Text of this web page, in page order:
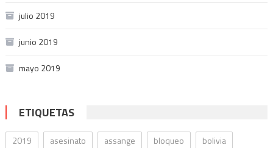
julio 2019
junio 2019
mayo 2019
ETIQUETAS
2019 asesinato assange bloqueo
bolivia